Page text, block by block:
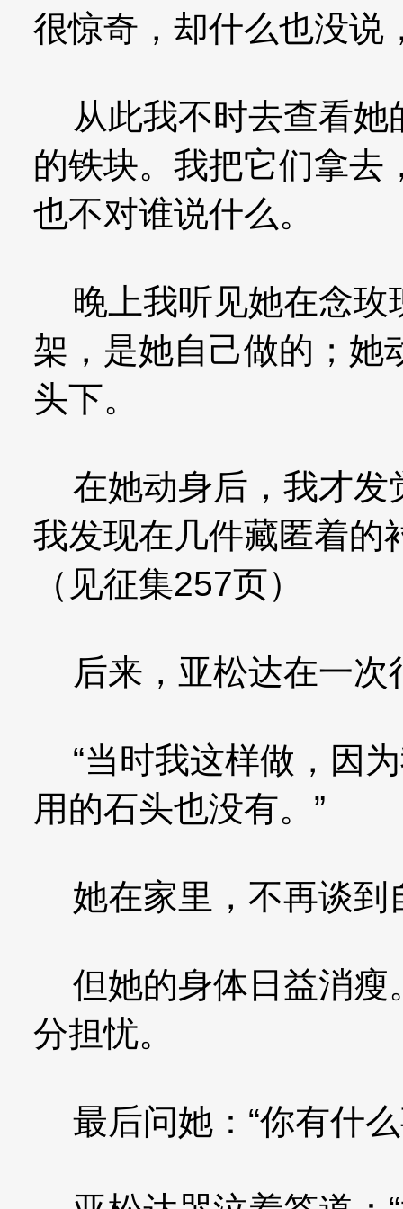
很惊奇，却什么也没说
从此我不时去查看她
的铁块。我把它们拿去
也不对谁说什么。
晚上我听见她在念玫
架，是她自己做的；她
头下。
在她动身后，我才发
我发现在几件藏匿着的
（见征集257页）
后来，亚松达在一次
“当时我这样做，因
用的石头也没有。”
她在家里，不再谈到
但她的身体日益消瘦
分担忧。
最后问她：“你有什